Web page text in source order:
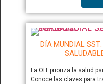
DÍA MUNDIAL
La OIT prioriza la salud
Conoce las claves para